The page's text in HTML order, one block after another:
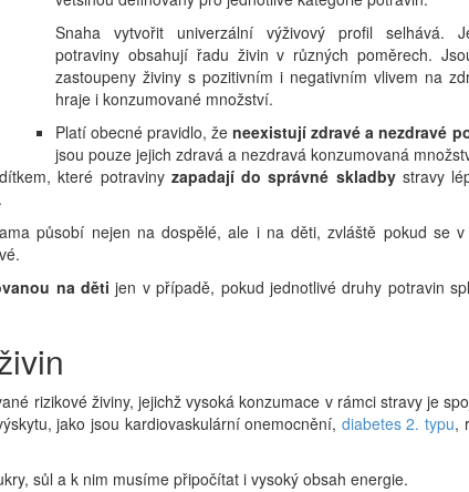
Snaha vytvořit univerzální výživový profil selhává.
potraviny obsahují řadu živin v různých poměrech.
zastoupeny živiny s pozitivním i negativním vlivem na
hraje i konzumované množství.
Platí obecné pravidlo, ženeexistují zdravé a nezdravé
jsou pouze jejich zdravá a nezdravá konzumovaná
které potraviny zapadají do správné skladbystravy
působí nejen na dospělé, ale i na děti, zvláště pokud se v
na děti jen v případě, pokud jednotlivé druhy potravin
rizikové živiny, jejichž vysoká konzumace v rámci stravy je
jako jsou kardiovaskulární onemocnění, diabetes 2. typu,
sůl a k nim musíme připočítat i vysoký obsah energie.